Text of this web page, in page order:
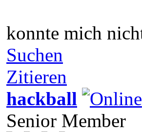
konnte mich
Suchen
Zitieren
hackball
Senior Member